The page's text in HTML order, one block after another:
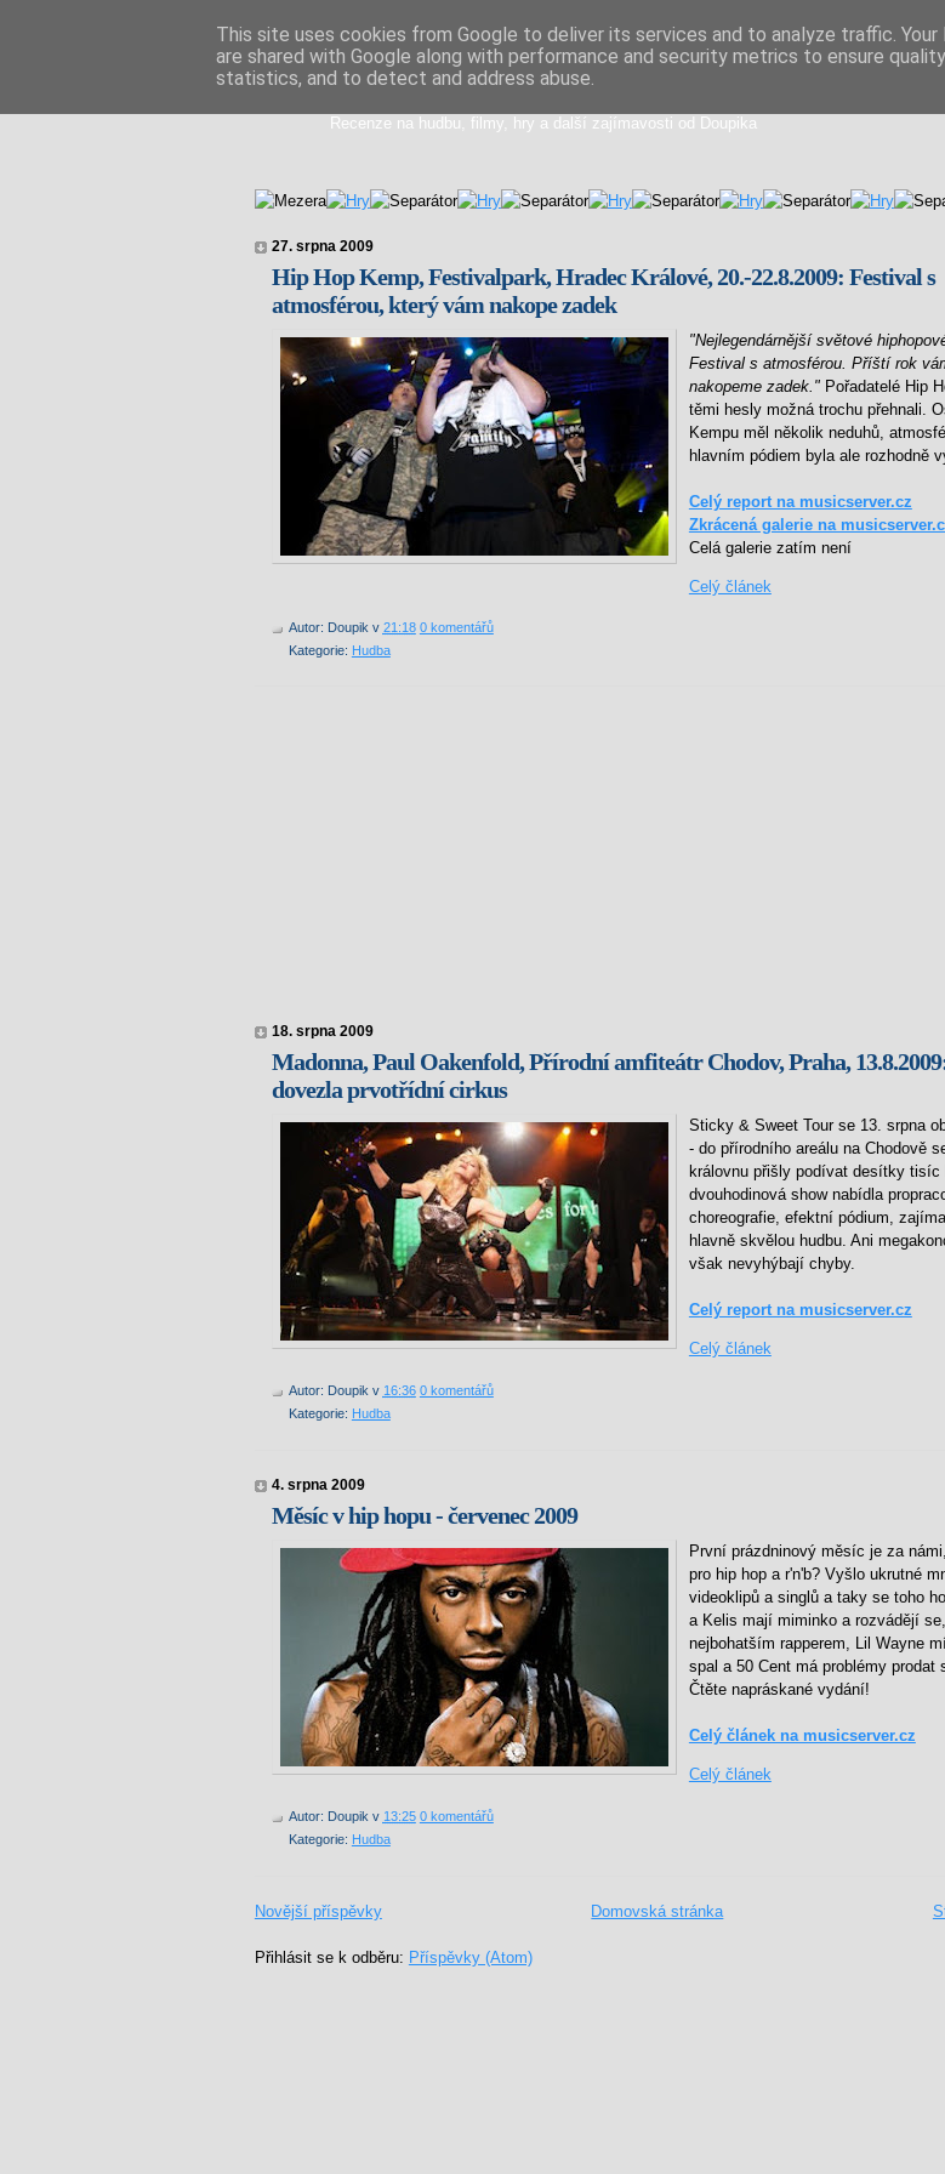
Doupikova mediální směs
Recenze na hudbu, filmy, hry a další zajímavosti od Doupika
27. srpna 2009
Hip Hop Kemp, Festivalpark, Hradec Králové, 20.-22.8.2009: Festival s
atmosférou, který vám nakope zadek
"Nejlegendárnější světové
Festival s atmosférou. Příští rok
nakopeme zadek."Pořadatelé Hip
těmi hesly možná trochu přehnali.
Kempu měl několik neduhů,
hlavním pódiem byla ale rozhodně
Celý report na musicserver.cz
Zkrácená galerie na
Celá galerie zatím není
Celý článek
Autor: Doupik v 21:18 0 komentářů
Kategorie: Hudba
18. srpna 2009
Madonna, Paul Oakenfold, Přírodní amfiteátr Chodov, Praha,
dovezla prvotřídní cirkus
Sticky & Sweet Tour se 13. srpna
- do přírodního areálu na Chodově
královnu přišly podívat desítky tisíc
dvouhodinová show nabídla
choreografie, efektní pódium,
hlavně skvělou hudbu. Ani
však nevyhýbají chyby.
Celý report na musicserver.cz
Celý článek
Autor: Doupik v 16:36 0 komentářů
Kategorie: Hudba
4. srpna 2009
Měsíc v hip hopu - červenec 2009
První prázdninový měsíc je za
pro hip hop a r'n'b? Vyšlo ukrutné
videoklipů a singlů a taky se toho
a Kelis mají miminko a rozvádějí
nejbohatším rapperem, Lil Wayne
spal a 50 Cent má problémy prodat
Čtěte napráskané vydání!
Celý článek na musicserver.cz
Celý článek
Autor: Doupik v 13:25 0 komentářů
Kategorie: Hudba
Novější příspěvky Domovská stránka
Přihlásit se k odběru: Příspěvky (Atom)
This site uses cookies from Google to deliver its services and to analyze traffic. Your
are shared with Google along with performance and security metrics to ensure
statistics, and to detect and address abuse.